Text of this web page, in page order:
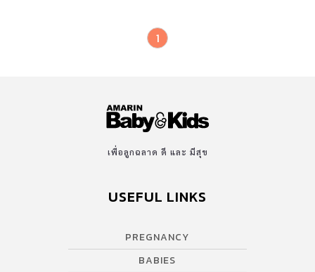
1
เพื่อลูกฉลาด ดี และ มีสุข
USEFUL LINKS
PREGNANCY
BABIES